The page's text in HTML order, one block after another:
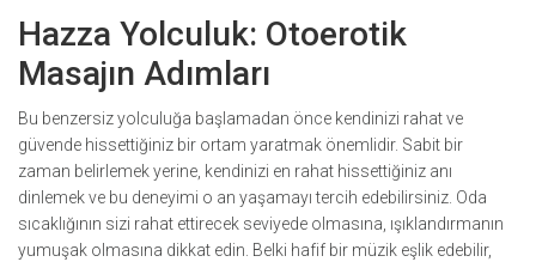
Hazza Yolculuk: Otoerotik
Masajın Adımları
Bu benzersiz yolculuğa başlamadan önce kendinizi rahat ve
güvende hissettiğiniz bir ortam yaratmak önemlidir. Sabit bir
zaman belirlemek yerine, kendinizi en rahat hissettiğiniz anı
dinlemek ve bu deneyimi o an yaşamayı tercih edebilirsiniz. Oda
sıcaklığının sizi rahat ettirecek seviyede olmasına, ışıklandırmanın
yumuşak olmasına dikkat edin. Belki hafif bir müzik eşlik edebilir,